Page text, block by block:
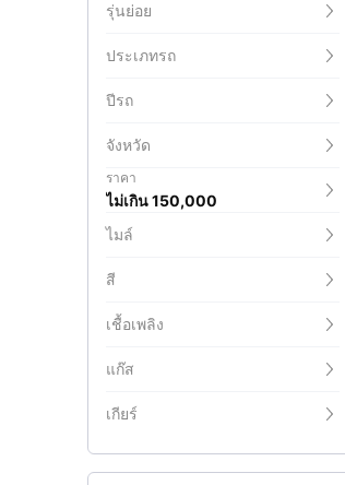
รุ่นย่อย
ประเภทรถ
ปีรถ
จังหวัด
ราคา
ไม่เกิน 150,000
ไมล์
สี
เชื้อเพลิง
แก๊ส
เกียร์